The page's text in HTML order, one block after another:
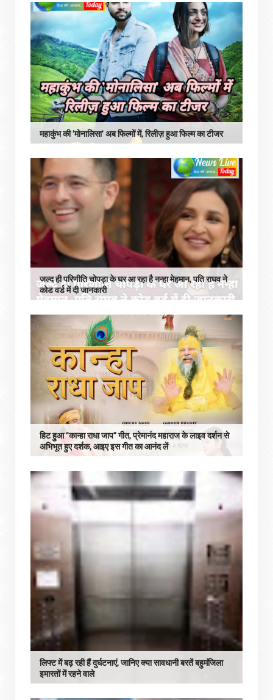
महाकुंभ की ’मोनालिसा’ अब फिल्मों में, रिलीज़ हुआ फिल्म का टीजर
जल्द ही परिणीति चोपड़ा के घर आ रहा है नन्हा मेहमान, पति राघव ने
कोड वर्ड में दी जानकारी
हिट हुआ ”कान्हा राधा जाप" गीत, प्रेमानंद महाराज के लाइव दर्शन से
अभिभूत हुए दर्शक, आइए इस गीत का आनंद लें
लिफ्ट में बढ़ रही हैं दुर्घटनाएं, जानिए क्या सावधानी बरतें बहुमंजिला
इमारतों में रहने वाले